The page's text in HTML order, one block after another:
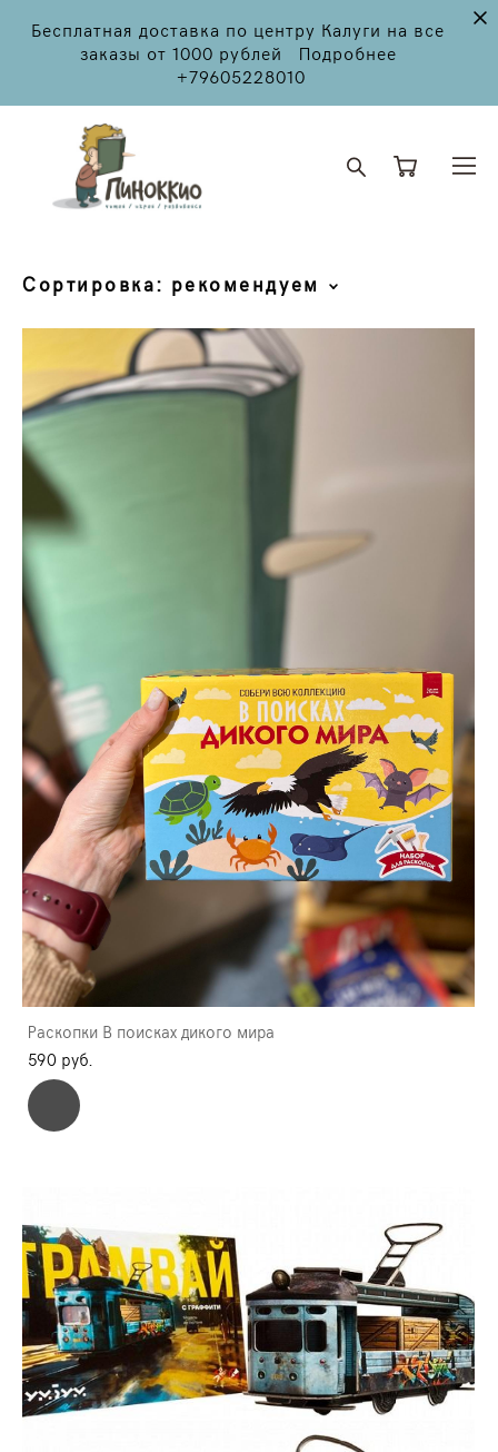
Бесплатная доставка по центру Калуги на все
заказы от 1000 рублей Подробнее
+79605228010
Сортировка: рекомендуем
Раскопки В поисках дикого мира
590 pуб.